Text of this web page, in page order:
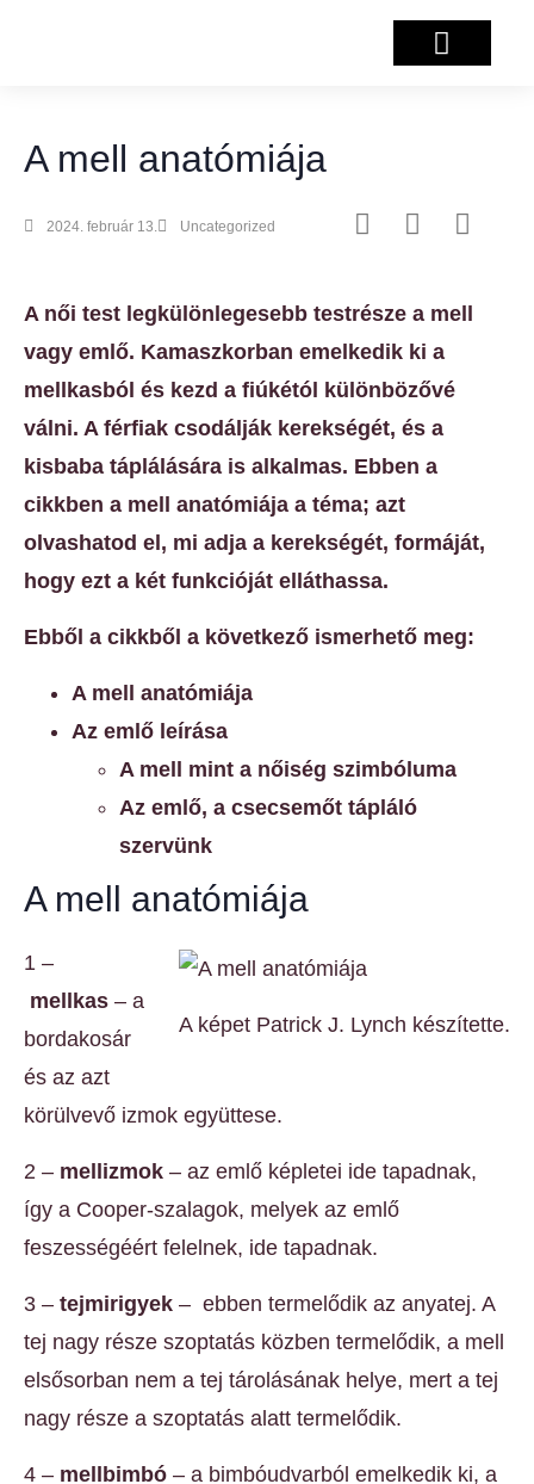
A mell anatómiája
2024. február 13. Uncategorized
A női test legkülönlegesebb testrésze a mell
vagy emlő. Kamaszkorban emelkedik ki a
mellkasból és kezd a fiúkétól különbözővé
válni. A férfiak csodálják kerekségét, és a
kisbaba táplálására is alkalmas. Ebben a
cikkben a mell anatómiája a téma; azt
olvashatod el, mi adja a kerekségét, formáját,
hogy ezt a két funkcióját elláthassa.
Ebből a cikkből a következő ismerhető meg:
A mell anatómiája
Az emlő leírása
A mell mint a nőiség szimbóluma
Az emlő, a csecsemőt tápláló
szervünk
A mell anatómiája
A képet Patrick J. Lynch készítette.
1 –
mellkas – a
bordakosár
és az azt
körülvevő izmok együttese.
2 – mellizmok – az emlő képletei ide tapadnak,
így a Cooper-szalagok, melyek az emlő
feszességéért felelnek, ide tapadnak.
3 – tejmirigyek – ebben termelődik az anyatej. A
tej nagy része szoptatás közben termelődik, a mell
elsősorban nem a tej tárolásának helye, mert a tej
nagy része a szoptatás alatt termelődik.
4 – mellbimbó – a bimbóudvarból emelkedik ki, a